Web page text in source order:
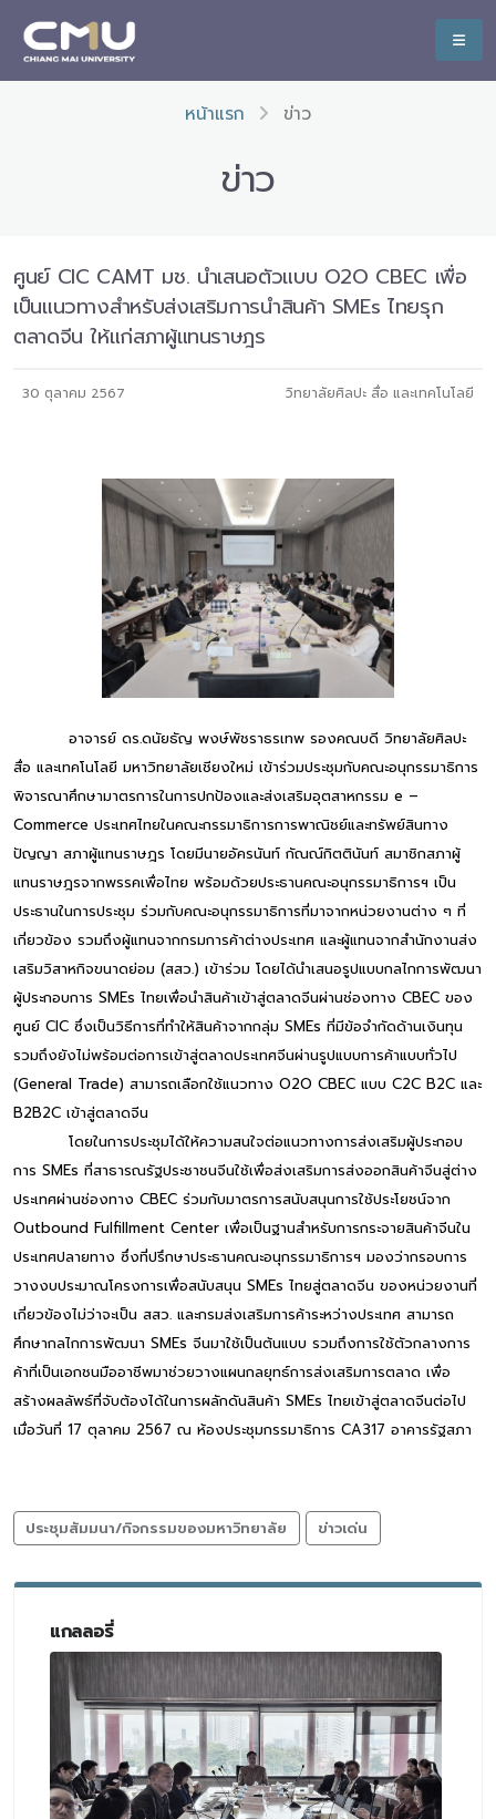
หน้าแรก ข่าว
ข่าว
ศูนย์ CIC CAMT มช. นำเสนอตัวแบบ O2O CBEC เพื่อ
เป็นแนวทางสำหรับส่งเสริมการนำสินค้า SMEs ไทยรุก
ตลาดจีน ให้แก่สภาผู้แทนราษฎร
30 ตุลาคม 2567 วิทยาลัยศิลปะ สื่อ และเทคโนโลยี
อาจารย์ ดร.ดนัยธัญ พงษ์พัชราธรเทพ รองคณบดี วิทยาลัยศิลปะ
สื่อ และเทคโนโลยี มหาวิทยาลัยเชียงใหม่ เข้าร่วมประชุมกับคณะอนุกรรมาธิการ
พิจารณาศึกษามาตรการในการปกป้องและส่งเสริมอุตสาหกรรม e –
Commerce ประเทศไทยในคณะกรรมาธิการการพาณิชย์และทรัพย์สินทาง
ปัญญา สภาผู้แทนราษฎร โดยมีนายอัครนันท์ กัณณ์กิตตินันท์ สมาชิกสภาผู้
แทนราษฎรจากพรรคเพื่อไทย พร้อมด้วยประธานคณะอนุกรรมาธิการฯ เป็น
ประธานในการประชุม ร่วมกับคณะอนุกรรมาธิการที่มาจากหน่วยงานต่าง ๆ ที่
เกี่ยวข้อง รวมถึงผู้แทนจากกรมการค้าต่างประเทศ และผู้แทนจากสำนักงานส่ง
เสริมวิสาหกิจขนาดย่อม (สสว.) เข้าร่วม โดยได้นำเสนอรูปแบบกลไกการพัฒนา
ผู้ประกอบการ SMEs ไทยเพื่อนำสินค้าเข้าสู่ตลาดจีนผ่านช่องทาง CBEC ของ
ศูนย์ CIC ซึ่งเป็นวิธีการที่ทำให้สินค้าจากกลุ่ม SMEs ที่มีข้อจำกัดด้านเงินทุน
รวมถึงยังไม่พร้อมต่อการเข้าสู่ตลาดประเทศจีนผ่านรูปแบบการค้าแบบทั่วไป
(General Trade) สามารถเลือกใช้แนวทาง O2O CBEC แบบ C2C B2C และ
B2B2C เข้าสู่ตลาดจีน
โดยในการประชุมได้ให้ความสนใจต่อแนวทางการส่งเสริมผู้ประกอบ
การ SMEs ที่สาธารณรัฐประชาชนจีนใช้เพื่อส่งเสริมการส่งออกสินค้าจีนสู่ต่าง
ประเทศผ่านช่องทาง CBEC ร่วมกับมาตรการสนับสนุนการใช้ประโยชน์จาก
Outbound Fulfillment Center เพื่อเป็นฐานสำหรับการกระจายสินค้าจีนใน
ประเทศปลายทาง ซึ่งที่ปรึกษาประธานคณะอนุกรรมาธิการฯ มองว่ากรอบการ
วางงบประมาณโครงการเพื่อสนับสนุน SMEs ไทยสู่ตลาดจีน ของหน่วยงานที่
เกี่ยวข้องไม่ว่าจะเป็น สสว. และกรมส่งเสริมการค้าระหว่างประเทศ สามารถ
ศึกษากลไกการพัฒนา SMEs จีนมาใช้เป็นต้นแบบ รวมถึงการใช้ตัวกลางการ
ค้าที่เป็นเอกชนมืออาชีพมาช่วยวางแผนกลยุทธ์การส่งเสริมการตลาด เพื่อ
สร้างผลลัพธ์ที่จับต้องได้ในการผลักดันสินค้า SMEs ไทยเข้าสู่ตลาดจีนต่อไป
เมื่อวันที่ 17 ตุลาคม 2567 ณ ห้องประชุมกรรมาธิการ CA317 อาคารรัฐสภา
ประชุมสัมมนา/กิจกรรมของมหาวิทยาลัย ข่าวเด่น
แกลลอรี่